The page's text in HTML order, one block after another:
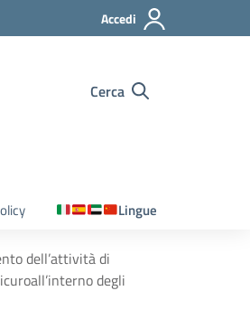
Accedi
Cerca
Lingue
dell’attività di
degli